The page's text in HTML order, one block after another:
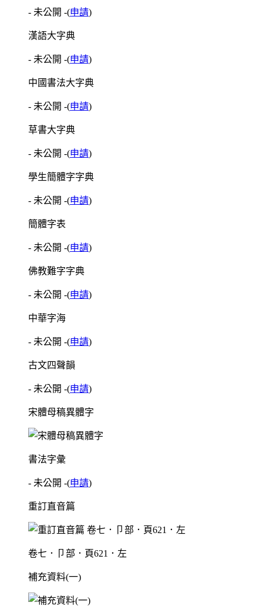
- 未公開 -(申請)
漢語大字典
- 未公開 -(申請)
中國書法大字典
- 未公開 -(申請)
草書大字典
- 未公開 -(申請)
學生簡體字字典
- 未公開 -(申請)
簡體字表
- 未公開 -(申請)
佛教難字字典
- 未公開 -(申請)
中華字海
- 未公開 -(申請)
古文四聲韻
- 未公開 -(申請)
宋體母稿異體字
書法字彙
- 未公開 -(申請)
重訂直音篇
卷七．卩部．頁621．左
補充資料(一)